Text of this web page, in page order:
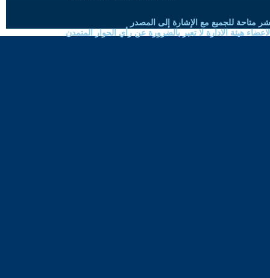
متاحة للجميع مع الإشارة إلى المصدر
هيئة الادارة لا تعبر بالضرورة عن رأي الحوار المتمدن